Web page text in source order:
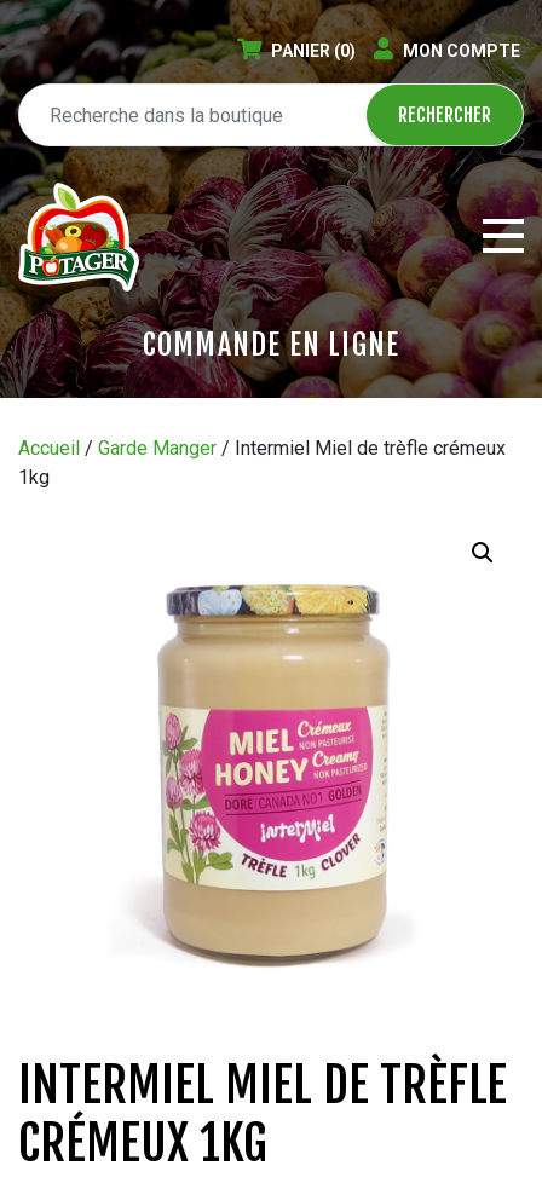
PANIER(0) MON COMPTE
COMMANDE EN LIGNE
CIRCULAIRE
QUI SOMMES-NOUS?
Accueil / Garde Manger / Intermiel Miel de trèfle crémeux
1kg
INTERMIEL MIEL DE TRÈFLE
CRÉMEUX 1KG